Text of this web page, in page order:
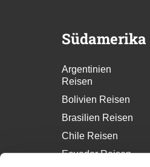
Südamerika
Argentinien
Reisen
Bolivien Reisen
Brasilien Reisen
Chile Reisen
Ecuador Reisen